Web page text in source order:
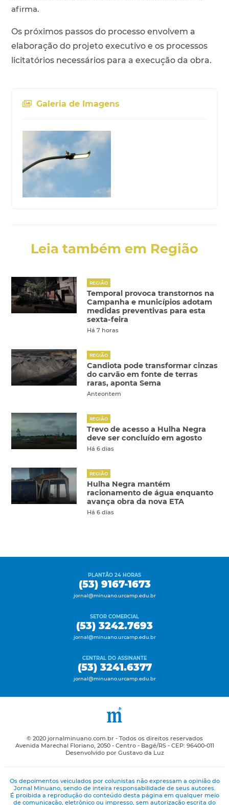
afirma.
Os próximos passos do processo envolvem a
elaboração do projeto executivo e os processos
licitatórios necessários para a execução da obra.
Galeria de Imagens
Leia também em Região
REGIÃO
Temporal provoca transtornos na
Campanha e municípios adotam
medidas preventivas para esta
sexta-feira
Há 7 horas
REGIÃO
Candiota pode transformar cinzas
do carvão em fonte de terras
raras, aponta Sema
Anteontem
REGIÃO
Trevo de acesso a Hulha Negra
deve ser concluído em agosto
Há 6 dias
REGIÃO
Hulha Negra mantém
racionamento de água enquanto
avança obra da nova ETA
Há 6 dias
PLANTÃO 24 HORAS
(53) 9167-1673
jornal@minuano.urcamp.edu.br
SETOR COMERCIAL
(53) 3242.7693
jornal@minuano.urcamp.edu.br
CENTRAL DO ASSINANTE
(53) 3241.6377
jornal@minuano.urcamp.edu.br
© 2020 jornalminuano.com.br - Todos os direitos reservados
Avenida Marechal Floriano, 2050 - Centro - Bagé/RS - CEP: 96400-011
Desenvolvido por Gustavo da Luz
Os depoimentos veiculados por colunistas não expressam a opinião do
Jornal Minuano, sendo de inteira responsabilidade de seus autores.
É proibida a reprodução do conteúdo desta página em qualquer meio
de comunicação, eletrônico ou impresso, sem autorização escrita do